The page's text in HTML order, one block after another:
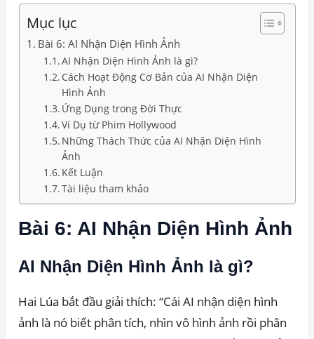
Mục lục
Bài 6: AI Nhận Diện Hình Ảnh
AI Nhận Diện Hình Ảnh là gì?
Cách Hoạt Động Cơ Bản của AI Nhận Diện
Hình Ảnh
Ứng Dụng trong Đời Thực
Ví Dụ từ Phim Hollywood
Những Thách Thức của AI Nhận Diện Hình
Ảnh
Kết Luận
Tài liệu tham khảo
Bài 6: AI Nhận Diện Hình Ảnh
AI Nhận Diện Hình Ảnh là gì?
Hai Lúa bắt đầu giải thích: “Cái AI nhận diện hình
ảnh là nó biết phân tích, nhìn vô hình ảnh rồi phân